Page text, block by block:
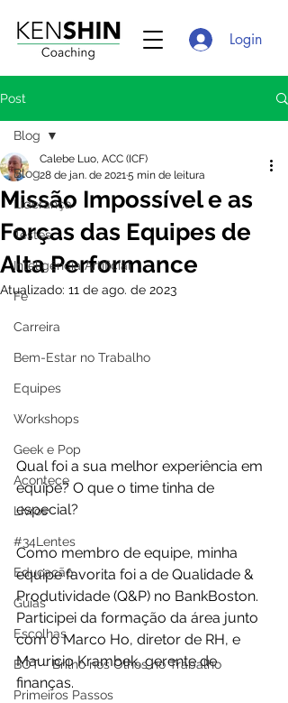
Login
Post
Blog
Liderança
Testes
Inteligência Artificial
Fé
Carreira
Bem-Estar no Trabalho
Equipes
Workshops
Geek e Pop
Acontece
Livros
#34Lentes
Educação
Guias
Escolhas
BOT - Brilho nos Olhos no Trabalho
Primeiros Passos
Blog
Missão Impossível e as
Forças das Equipes de
Alta Performance
Calebe Luo, ACC (ICF)
28 de jan. de 20215 min de leitura
Atualizado: 11 de ago. de 2023
Qual foi a sua melhor experiência em
equipe? O que o time tinha de
especial?
Como membro de equipe, minha
equipe favorita foi a de Qualidade &
Produtividade (Q&P) no BankBoston.
Participei da formação da área junto
com o Marco Ho, diretor de RH, e
Mauricio Krambek, gerente de
finanças.